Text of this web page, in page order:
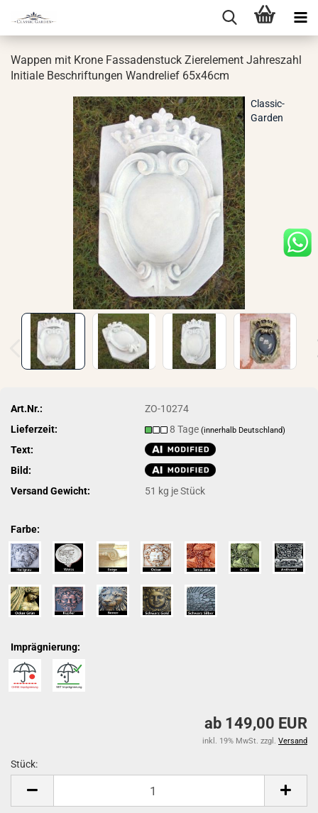
Wap­pen mit Krone Fas­sa­den­stuck Zier­ele­ment Jah­res­zahl
In­itia­le Be­schrif­tun­gen Wand­re­li­ef 65x46cm
Classic-
Garden
Art.Nr.:
ZO-10274
Lieferzeit:
8 Tage(innerhalb Deutschland)
Text:
Bild:
Versand Gewicht:
51 kg je Stück
Farbe:
Imprägnierung:
ab 149,00 EUR
inkl. 19% MwSt. zzgl. Versand
Stück: